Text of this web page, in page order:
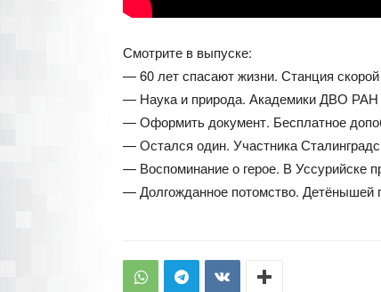
Смотрите в выпуске:
— 60 лет спасают жизни. Станция
— Наука и природа. Академики ДВО РАН
— Оформить документ. Бесплатное
— Остался один. Участника
— Воспоминание о герое. В Уссурийске
— Долгожданное потомство. Детёнышей